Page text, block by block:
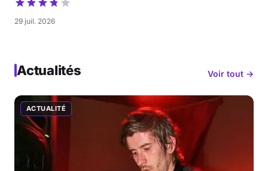
29 juil. 2026
Actualités Voir tout →
ACTUALITÉ